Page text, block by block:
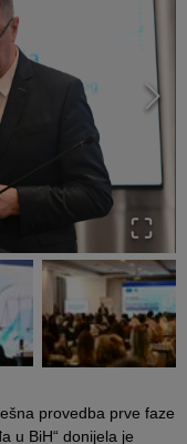
provedba prve faze
u BiH“ donijela je